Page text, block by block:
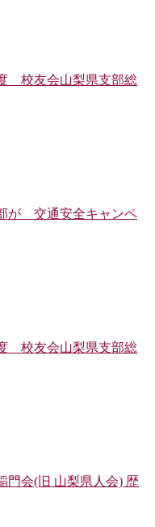
校友会山梨県支部総
が 交通安全キャンペ
校友会山梨県支部総
門会(旧 山梨県人会) 歴